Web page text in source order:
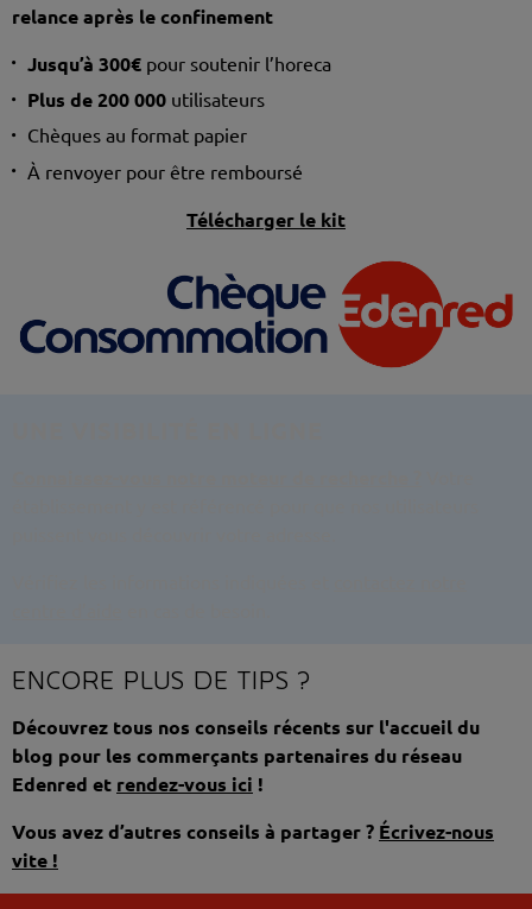
relance après le confinement
Jusqu’à 300€pour soutenir l’horeca
Plus de 200 000utilisateurs
Chèques au format papier
À renvoyer pour être remboursé
Télécharger le kit
ENCORE PLUS DE TIPS ?
Découvrez tous nos conseils récents sur l'accueil du
blog pour les commerçants partenaires du réseau
Edenred et rendez-vous ici !
Vous avez d’autres conseils à partager ? Écrivez-nous
vite !